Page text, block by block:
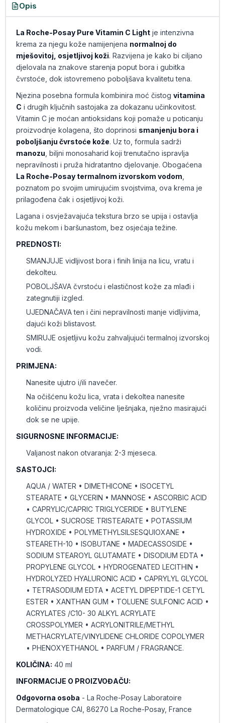
Opis
La Roche-Posay Pure Vitamin C Lightje intenzivna
krema za njegu kože namijenjena normalnoj do
mješovitoj, osjetljivoj koži. Razvijena je kako bi ciljano
djelovala na znakove starenja poput bora i gubitka
čvrstoće, dok istovremeno poboljšava kvalitetu tena.
Njezina posebna formula kombinira moć čistog vitamina
C i drugih ključnih sastojaka za dokazanu učinkovitost.
Vitamin C je moćan antioksidans koji pomaže u poticanju
proizvodnje kolagena, što doprinosi smanjenju bora i
poboljšanju čvrstoće kože. Uz to, formula sadrži
manozu , biljni monosaharid koji trenutačno ispravlja
nepravilnosti i pruža hidratantno djelovanje. Obogaćena
La Roche-Posay termalnom izvorskom vodom
poznatom po svojim umirujućim svojstvima, ova krema je
prilagođena čak i osjetljivoj koži.
Lagana i osvježavajuća tekstura brzo se upija i ostavlja
kožu mekom i baršunastom, bez osjećaja težine.
PREDNOSTI:
SMANJUJE vidljivost bora i finih linija na licu, vratu i
dekolteu.
POBOLJŠAVA čvrstoću i elastičnost kože za mlađi i
zategnutiji izgled.
UJEDNAČAVA ten i čini nepravilnosti manje vidljivima,
dajući koži blistavost.
SMIRUJE osjetljivu kožu zahvaljujući termalnoj izvorskoj
vodi.
PRIMJENA:
Nanesite ujutro i/ili navečer.
Na očišćenu kožu lica, vrata i dekoltea nanesite
količinu proizvoda veličine lješnjaka, nježno masirajući
dok se ne upije.
SIGURNOSNE INFORMACIJE:
Valjanost nakon otvaranja: 2-3 mjeseca.
SASTOJCI:
AQUA / WATER • DIMETHICONE • ISOCETYL
STEARATE • GLYCERIN • MANNOSE • ASCORBIC ACID
• CAPRYLIC/CAPRIC TRIGLYCERIDE • BUTYLENE
GLYCOL • SUCROSE TRISTEARATE • POTASSIUM
HYDROXIDE • POLYMETHYLSILSESQUIOXANE •
STEARETH-10 • ISOBUTANE • MADECASSOSIDE •
SODIUM STEAROYL GLUTAMATE • DISODIUM EDTA •
PROPYLENE GLYCOL • HYDROGENATED LECITHIN •
HYDROLYZED HYALURONIC ACID • CAPRYLYL GLYCOL
• TETRASODIUM EDTA • ACETYL DIPEPTIDE-1 CETYL
ESTER • XANTHAN GUM • TOLUENE SULFONIC ACID •
ACRYLATES /C10- 30 ALKYL ACRYLATE
CROSSPOLYMER • ACRYLONITRILE/METHYL
METHACRYLATE/VINYLIDENE CHLORIDE COPOLYMER
• PHENOXYETHANOL • PARFUM / FRAGRANCE.
KOLIČINA: 40 ml
INFORMACIJE O PROIZVOĐAČU:
Odgovorna osoba - La Roche-Posay Laboratoire
Dermatologique CAI, 86270 La Roche-Posay, France